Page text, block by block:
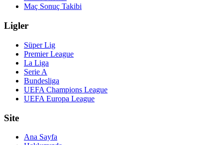
Maç Sonuç Takibi
Ligler
Süper Lig
Premier League
La Liga
Serie A
Bundesliga
UEFA Champions League
UEFA Europa League
Site
Ana Sayfa